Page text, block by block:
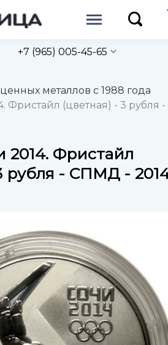
+7 (965) 005-45-65
металлов с 1988 года
Фристайл (цветная) - 3 рубля -
2014. Фристайл
рубля - СПМД -